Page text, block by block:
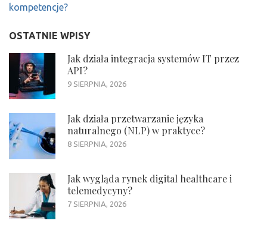
kompetencje?
OSTATNIE WPISY
Jak działa integracja systemów IT przez
API?
9 SIERPNIA, 2026
Jak działa przetwarzanie języka
naturalnego (NLP) w praktyce?
8 SIERPNIA, 2026
Jak wygląda rynek digital healthcare i
telemedycyny?
7 SIERPNIA, 2026